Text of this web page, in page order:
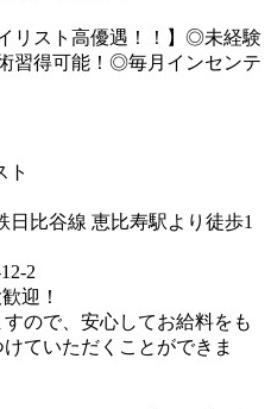
リスト高優遇！！】◎未経験
習得可能！◎毎月インセンテ
ト
日比谷線 恵比寿駅より徒歩1
2
迎！
ので、安心してお給料をも
ていただくことができま